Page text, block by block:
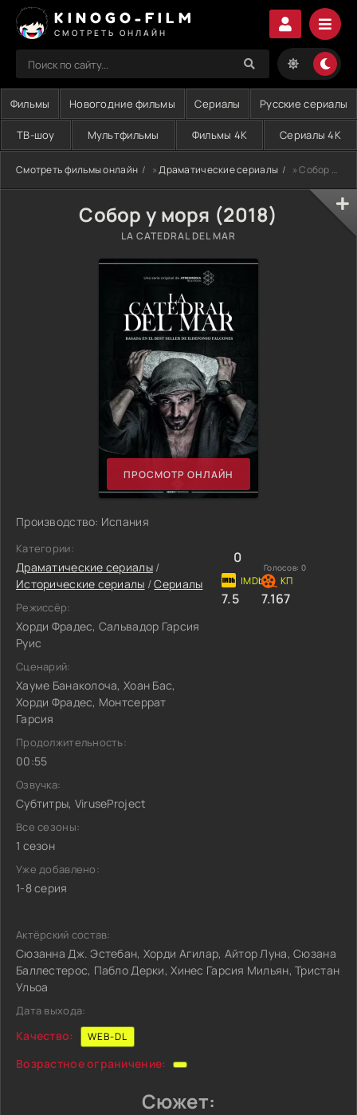
KINOGO-FILM
СМОТРЕТЬ ОНЛАЙН
Фильмы Новогодние фильмы Сериалы Русские сериалы
ТВ-шоу Мультфильмы Фильмы 4K Сериалы 4K
Смотреть фильмы онлайн »Драматические сериалы » Собор у моря (2018)
Собор у моря (2018)
LA CATEDRAL DEL MAR
ПРОСМОТР ОНЛАЙН
Производство: Испания
Категории:
Драматические сериалы/
Исторические сериалы /Сериалы
Режиссёр:
Хорди Фрадес, Сальвадор Гарсия
Руис
Сценарий:
Хауме Банаколоча, Хоан Бас,
Хорди Фрадес, Монтсеррат
Гарсия
Продолжительность:
00:55
Озвучка:
Субтитры, ViruseProject
Все сезоны:
1 сезон
Уже добавлено:
1-8 серия
0
Голосов: 0
7.5 7.167
Актёрский состав:
Сюзанна Дж. Эстебан, Хорди Агилар, Айтор Луна, Сюзана
Баллестерос, Пабло Дерки, Хинес Гарсия Мильян, Тристан
Ульоа
Дата выхода:
Качество: WEB-DL
Возрастное ограничение:
Сюжет: